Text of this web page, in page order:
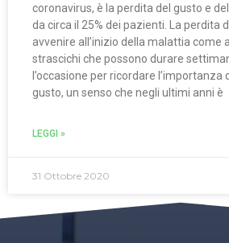
coronavirus, è la perdita del gusto e
da circa il 25% dei pazienti. La perdita
avvenire all’inizio della malattia come
strascichi che possono durare
l’occasione per ricordare l’importanza
gusto, un senso che negli ultimi anni è
LEGGI »
31 Ottobre 2020